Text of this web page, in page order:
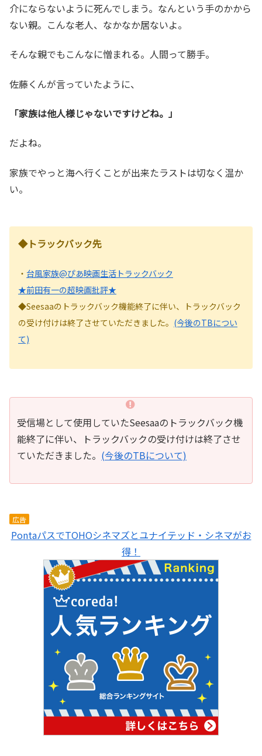
介にならないように死んでしまう。なんという手のかから
ない親。こんな老人、なかなか居ないよ。
そんな親でもこんなに憎まれる。人間って勝手。
佐藤くんが言っていたように、
「家族は他人様じゃないですけどね。」
だよね。
家族でやっと海へ行くことが出来たラストは切なく温か
い。
◆トラックバック先
・ 台風家族@ぴあ映画生活トラックバック
★前田有一の超映画批評★
◆Seesaaのトラックバック機能終了に伴い、トラックバック
の受け付けは終了させていただきました。 (今後のTBについ
て)
受信場として使用していたSeesaaのトラックバック機
能終了に伴い、トラックバックの受け付けは終了させ
ていただきました。 (今後のTBについて)
広告
PontaパスでTOHOシネマズとユナイテッド・シネマがお
得！